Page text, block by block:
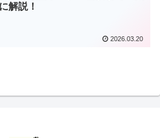
に解説！
2026.03.20